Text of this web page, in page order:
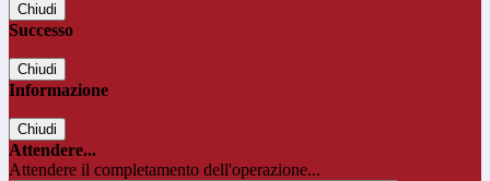
Chiudi
Successo
Chiudi
Informazione
Chiudi
Attendere...
Attendere il completamento dell'operazione...